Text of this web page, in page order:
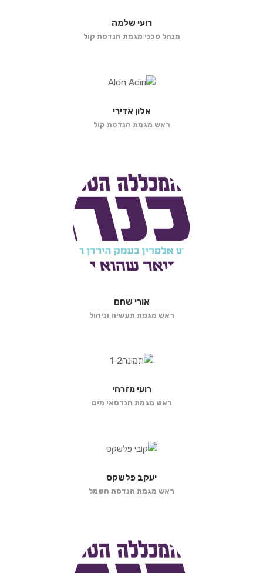
רועי שלמה
מנהל טכני מגמת הנדסת קול
אלון אדירי
ראש מגמת הנדסת קול
אורי שחם
ראש מגמת תעשיה וניהול
רועי מזרחי
ראש מגמת הנדסאי מים
יעקב פלשקס
ראש מגמת הנדסת חשמל